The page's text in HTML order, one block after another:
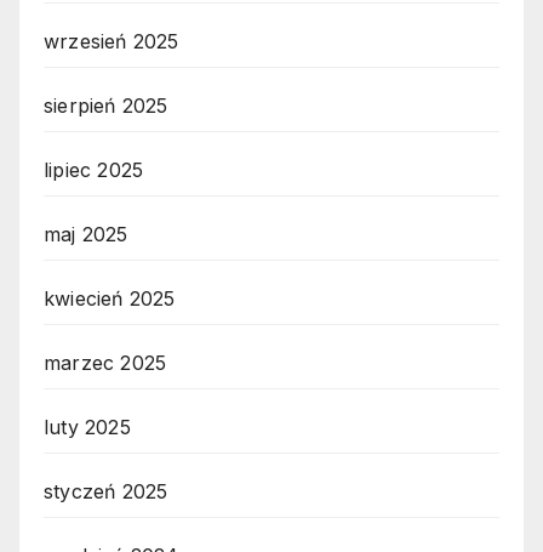
wrzesień 2025
sierpień 2025
lipiec 2025
maj 2025
kwiecień 2025
marzec 2025
luty 2025
styczeń 2025